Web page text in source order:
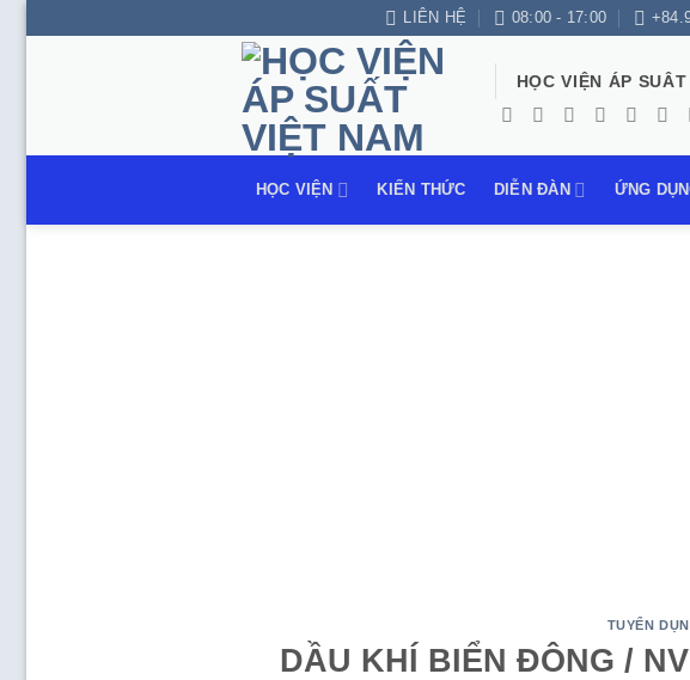
LIÊN HỆ 08:00 - 17:00
HỌC VIỆN ÁP
HỌC VIỆN KIẾN THỨC DIỄN ĐÀN ỨNG
TUYỂN
DẦU KHÍ BIỂN ĐÔNG /